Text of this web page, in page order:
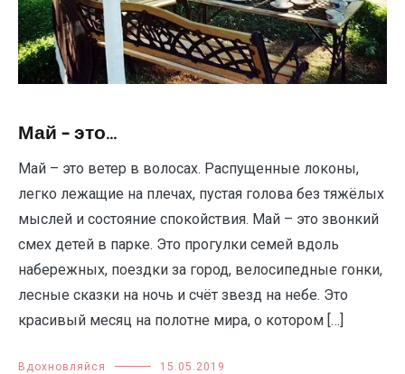
Май – это…
Май – это ветер в волосах. Распущенные локоны,
легко лежащие на плечах, пустая голова без тяжёлых
мыслей и состояние спокойствия. Май – это звонкий
смех детей в парке. Это прогулки семей вдоль
набережных, поездки за город, велосипедные гонки,
лесные сказки на ночь и счёт звезд на небе. Это
красивый месяц на полотне мира, о котором […]
Вдохновляйся 15.05.2019